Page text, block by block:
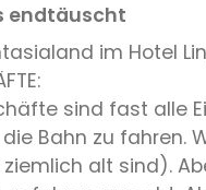
endtäuscht
im Hotel
sind fast alle
Bahn zu fahren.
alt sind).